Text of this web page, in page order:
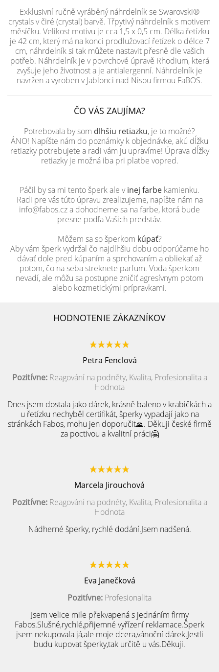
Exklusivní ručně vyráběný náhrdelník se Swarovski®
crystals v čiré (crystal) barvě. Třpytivý náhrdelník s motivem
měsíčku. Velikost motivu je cca 1,5 x 0,5 cm. Délka řetízku
je 42 cm, který má na konci prodlužovací řetízek o délce 7
cm, náhrdelník si tak můžete nastavit přesně dle vašich
potřeb. Náhrdelník je v povrchové úpravě Rhodium, která
zvyšuje jeho životnost a je antialergenní. Náhrdelník je
navržen a vyroben v Jablonci nad Nisou firmou FaBOS.
ČO VÁS ZAUJÍMA?
Potrebovala by som dlhšiu retiazku, je to možné?
ÁNO! Napíšte nám do poznámky k objednávke, akú dĺžku
retiazky potrebujete a radi vám ju upravíme! Úprava dĺžky
retiazky je možná iba pri platbe vopred.
Páčil by sa mi tento šperk ale vinej farbe kamienku.
Radi pre vás túto úpravu zrealizujeme, napíšte nám na
info@fabos.cz a dohodneme sa na farbe, ktorá bude
presne podľa Vašich predstáv.
Môžem sa so šperkom kúpať?
Aby vám šperk vydržal čo najdlhšiu dobu odporúčame ho
dávať dole pred kúpaním a sprchovaním a obliekať až
potom, čo na seba streknete parfum. Voda šperkom
nevadí, ale môžu sa postupne zničiť agresívnym potom
alebo kozmetickými prípravkami.
HODNOTENIE ZÁKAZNÍKOV
Petra Fenclová
Pozitívne:Reagování na podněty, Kvalita, Profesionalita a
Hodnota
Dnes jsem dostala jako dárek, krásně baleno v krabičkách a
u řetízku nechyběl certifikát, šperky vypadají jako na
stránkách Fabos, mohu jen doporučit🙏. Děkuji české firmě
za poctivou a kvalitní práci🤗
Marcela Jirouchová
Pozitívne:Reagování na podněty, Kvalita, Profesionalita a
Hodnota
Nádherné šperky, rychlé dodání.Jsem nadšená.
Eva Janečková
Pozitívne: Profesionalita
Jsem velice mile překvapená s jednáním firmy
Fabos.Slušné,rychlé,přijemné vyřízení reklamace.Šperk
jsem nekupovala já,ale moje dcera,vánoční dárek.Jestli
budu kupovat šperky,tak určitě u vás.Děkuji.